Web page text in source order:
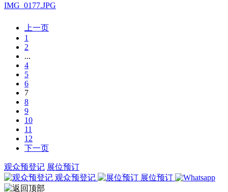
IMG_0177.JPG
上一页
1
2
...
4
5
6
7
8
9
10
11
12
下一页
观众预登记 展位预订
观众预登记
展位预订